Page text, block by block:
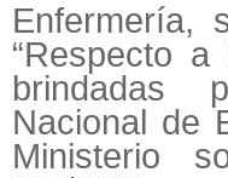
Enfermería,
“Respecto a
brindadas
Nacional de
Ministerio